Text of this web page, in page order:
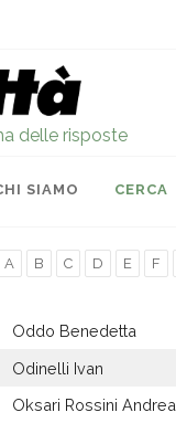
delle risposte
SIAMO CERCA
A B C D E F
Oddo Benedetta
Odinelli Ivan
Oksari Rossini Andrea